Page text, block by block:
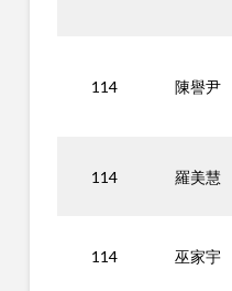
114 陳譽尹
114 羅美慧
114 巫家宇